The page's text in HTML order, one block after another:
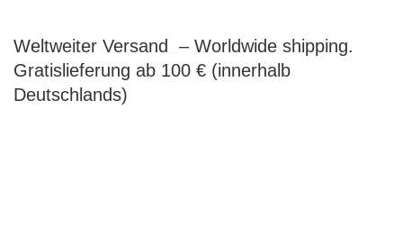
Weltweiter Versand – Worldwide shipping.
Gratislieferung ab 100 € (innerhalb
Deutschlands)